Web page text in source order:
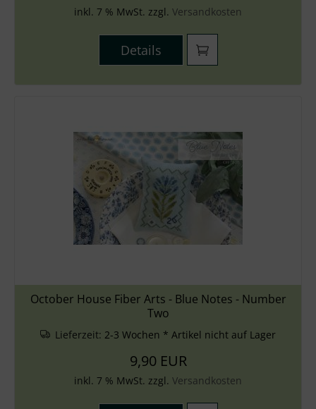
inkl. 7 % MwSt. zzgl. Versandkosten
Details
October House Fiber Arts - Blue Notes - Number
Two
Lieferzeit: 2-3 Wochen * Artikel nicht auf Lager
9,90 EUR
inkl. 7 % MwSt. zzgl. Versandkosten